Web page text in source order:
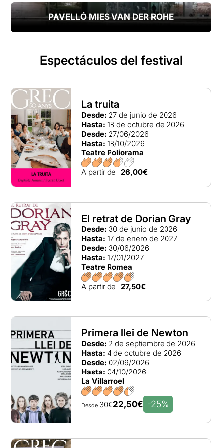
PAVELLÓ MIES VAN DER ROHE
Espectáculos del festival
La truita
Desde: 27 de junio de 2026
Hasta: 18 de octubre de 2026
Desde: 27/06/2026
Hasta: 18/10/2026
Teatre Poliorama
A partir de 26,00€
El retrat de Dorian Gray
Desde: 30 de junio de 2026
Hasta: 17 de enero de 2027
Desde: 30/06/2026
Hasta: 17/01/2027
Teatre Romea
A partir de 27,50€
Primera llei de Newton
Desde: 2 de septiembre de 2026
Hasta: 4 de octubre de 2026
Desde: 02/09/2026
Hasta: 04/10/2026
La Villarroel
Desde30€22,50€ -25%